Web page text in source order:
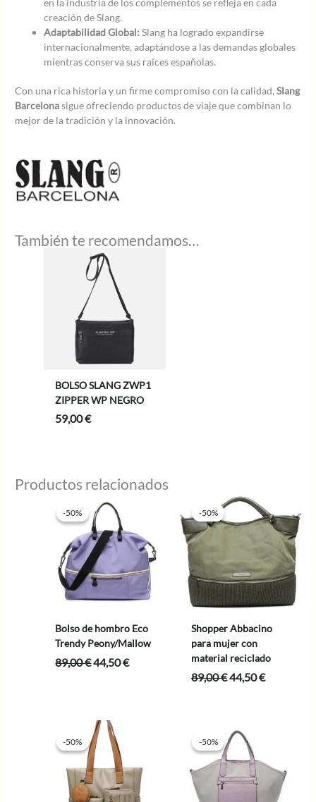
creación de Slang.
Adaptabilidad Global: Slang ha logrado expandirse
internacionalmente, adaptándose a las demandas globales
mientras conserva sus raíces españolas.
Con una rica historia y un firme compromiso con la calidad,Slang
Barcelonasigue ofreciendo productos de viaje que combinan lo
mejor de la tradición y la innovación.
También te recomendamos…
BOLSO SLANG ZWP1
ZIPPER WP NEGRO
59,00€
Productos relacionados
-50%
-50%
Bolso de hombro Eco
Trendy Peony/Mallow
89,00€El
89,00 €.
44,50€El
-50%
-50%
Shopper Abbacino
para mujer con
material reciclado
89,00€El
89,00 €.
44,50€El
-50%
-50% -50%
-50%